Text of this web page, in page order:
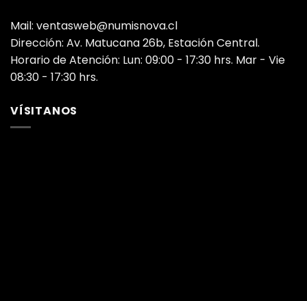
Mail: ventasweb@numisnova.cl
Dirección: Av. Matucana 26b, Estación Central.
Horario de Atención: Lun: 09:00 - 17:30 hrs. Mar - Vie
08:30 - 17:30 hrs.
VÍSITANOS